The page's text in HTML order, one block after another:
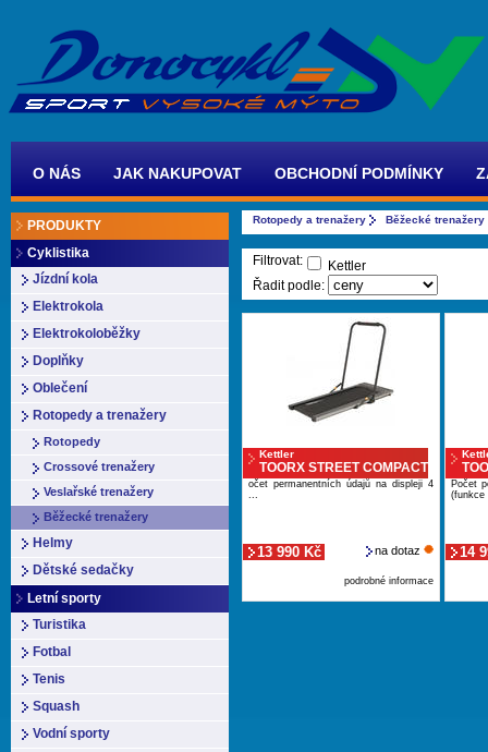
O NÁS JAK NAKUPOVAT OBCHODNÍ PODMÍNKY
PRODUKTY
Cyklistika
Jízdní kola
Elektrokola
Elektrokoloběžky
Doplňky
Oblečení
Rotopedy a trenažery
Rotopedy
Crossové trenažery
Veslařské trenažery
Běžecké trenažery
Helmy
Dětské sedačky
Letní sporty
Turistika
Fotbal
Tenis
Squash
Vodní sporty
Rotopedy a trenažery Běžecké trenažery
Filtrovat:
Kettler
Řadit podle:
Kettler
TOORX STREET COMPACT
očet permanentních údajů na displeji 4
...
13 990 Kč na dotaz
podrobné informace
Počet
(funkce
14